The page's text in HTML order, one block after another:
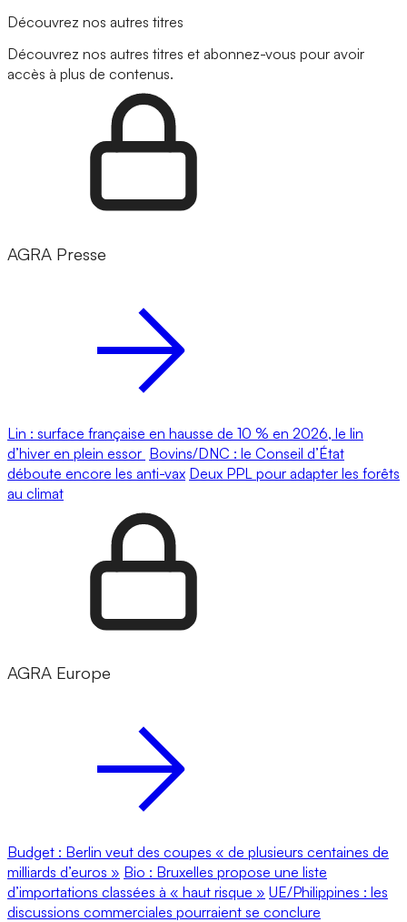
Découvrez nos autres titres
Découvrez nos autres titres et abonnez-vous pour avoir
accès à plus de contenus.
AGRA Presse
Lin : surface française en hausse de 10 % en 2026, le lin
d’hiver en plein essor Bovins/DNC : le Conseil d’État
déboute encore les anti-vax Deux PPL pour adapter les forêts
au climat
AGRA Europe
Budget : Berlin veut des coupes « de plusieurs centaines de
milliards d’euros » Bio : Bruxelles propose une liste
d’importations classées à « haut risque » UE/Philippines : les
discussions commerciales pourraient se conclure